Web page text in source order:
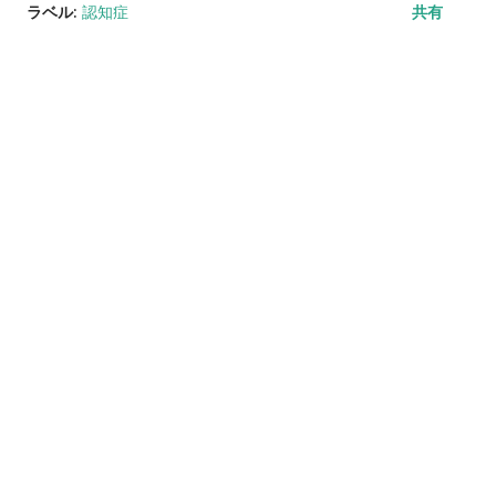
ラベル: 認知症 共有